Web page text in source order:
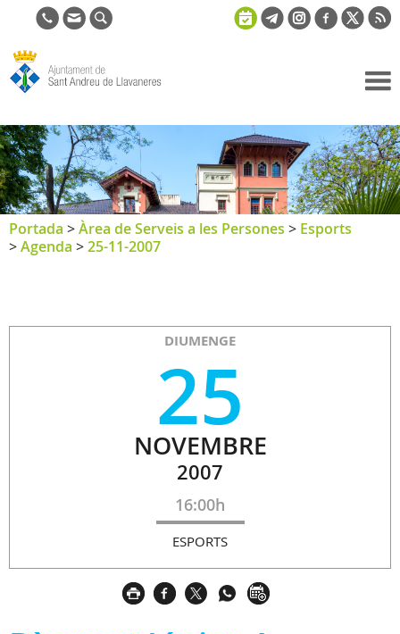
de Sant
Andreu de
Llavaneres
Portada >Àrea de Serveis a les Persones > Esports
>Agenda >25-11-2007
DIUMENGE
25
NOVEMBRE
2007
16:00h
ESPORTS